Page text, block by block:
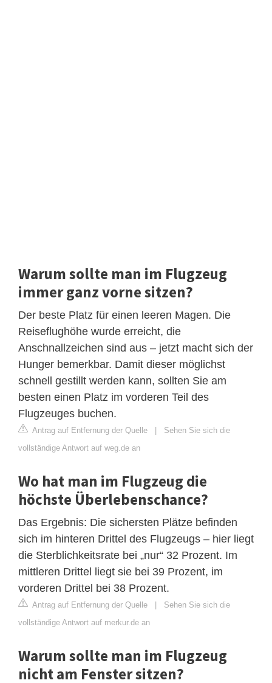
Warum sollte man im Flugzeug
immer ganz vorne sitzen?
Der beste Platz für einen leeren Magen. Die
Reiseflughöhe wurde erreicht, die
Anschnallzeichen sind aus – jetzt macht sich der
Hunger bemerkbar. Damit dieser möglichst
schnell gestillt werden kann, sollten Sie am
besten einen Platz im vorderen Teil des
Flugzeuges buchen.
Antrag auf Entfernung der Quelle | Sehen Sie sich die
vollständige Antwort auf weg.de an
Wo hat man im Flugzeug die
höchste Überlebenschance?
Das Ergebnis: Die sichersten Plätze befinden
sich im hinteren Drittel des Flugzeugs – hier liegt
die Sterblichkeitsrate bei „nur“ 32 Prozent. Im
mittleren Drittel liegt sie bei 39 Prozent, im
vorderen Drittel bei 38 Prozent.
Antrag auf Entfernung der Quelle | Sehen Sie sich die
vollständige Antwort auf merkur.de an
Warum sollte man im Flugzeug
nicht am Fenster sitzen?